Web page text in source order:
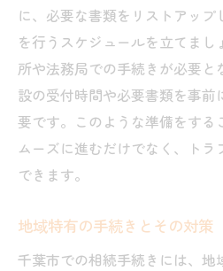
に、必要な書類をリストアップ
を行うスケジュールを立てま
所や法務局での手続きが必要
設の受付時間や必要書類を事
要です。このような準備をする
ムーズに進むだけでなく、ト
できます。
地域特有の手続きとその対策
千葉市での相続手続きには、地